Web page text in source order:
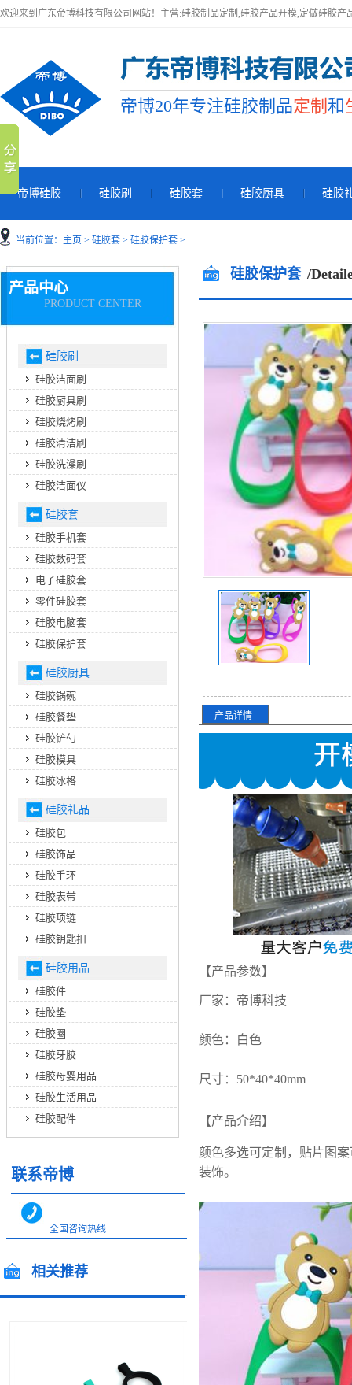
欢迎来到广东帝博科技有限公司网站！主营:硅胶制品定制,硅胶产品开模,定做硅胶产
帝博20年专注硅胶制品定制 和
帝博硅胶 硅胶刷 硅胶套 硅胶厨具 硅胶
当前位置： 主页 > 硅胶套 > 硅胶保护套 >
硅胶保护套 /
产品详情
【产品参数】
厂家：帝博科技
颜色：白色
尺寸：50*40*40mm
【产品介绍】
颜色多选可定制，贴片图
装饰。
产品中心
PRODUCT CENTER
硅胶刷
硅胶洁面刷
硅胶厨具刷
硅胶烧烤刷
硅胶清洁刷
硅胶洗澡刷
硅胶洁面仪
硅胶套
硅胶手机套
硅胶数码套
电子硅胶套
零件硅胶套
硅胶电脑套
硅胶保护套
硅胶厨具
硅胶锅碗
硅胶餐垫
硅胶铲勺
硅胶模具
硅胶冰格
硅胶礼品
硅胶包
硅胶饰品
硅胶手环
硅胶表带
硅胶项链
硅胶钥匙扣
硅胶用品
硅胶件
硅胶垫
硅胶圈
硅胶牙胶
硅胶母婴用品
硅胶生活用品
硅胶配件
联系帝博
全国咨询热线
全国咨询热线
相关推荐